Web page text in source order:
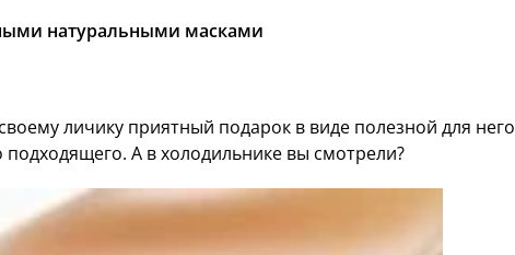
натуральными масками
личику приятный подарок в виде полезной для него
подходящего. А в холодильнике вы смотрели?